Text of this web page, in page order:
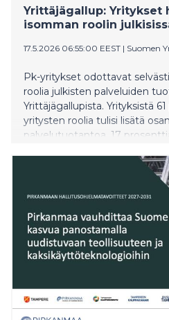
Yrittäjägallup: Yritykset
isomman roolin
17.5.2026 06:55:00 EEST | Suomen
Pk-yritykset odottavat
roolia julkisten palveluiden
Yrittäjägallupista. Yrityksistä
yritysten roolia tulisi lisätä
palvelutuotantoa, 17